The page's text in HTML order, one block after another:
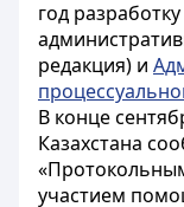
год разработку
редакция) и
В конце
Казахстана
участием